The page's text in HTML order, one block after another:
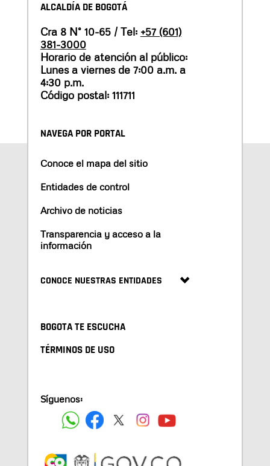
ALCALDÍA DE BOGOTÁ
Cra 8 N° 10-65 / Tel: +57 (601)
381-3000
Horario de atención al público:
Lunes a viernes de 7:00 a.m. a
4:30 p.m.
Código postal: 111711
NAVEGA POR PORTAL
Conoce el mapa del sitio
Entidades de control
Archivo de noticias
Transparencia y acceso a la
información
CONOCE NUESTRAS ENTIDADES
BOGOTA TE ESCUCHA
TÉRMINOS DE USO
Síguenos: